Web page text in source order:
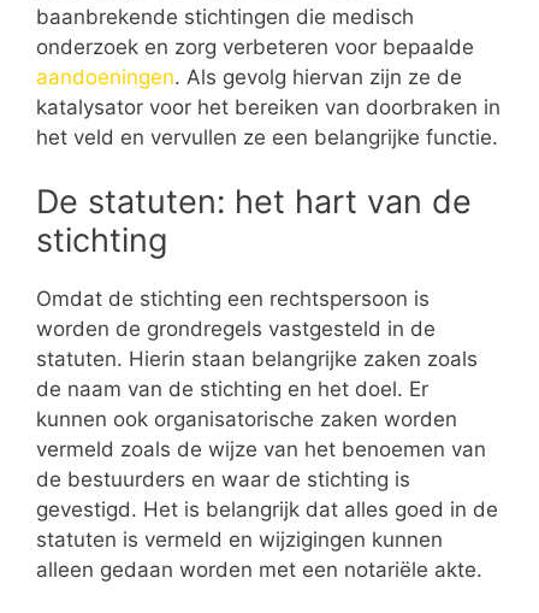
baanbrekende stichtingen die medisch
onderzoek en zorg verbeteren voor bepaalde
aandoeningen. Als gevolg hiervan zijn ze de
katalysator voor het bereiken van doorbraken in
het veld en vervullen ze een belangrijke functie.
De statuten: het hart van de
stichting
Omdat de stichting een rechtspersoon is
worden de grondregels vastgesteld in de
statuten. Hierin staan belangrijke zaken zoals
de naam van de stichting en het doel. Er
kunnen ook organisatorische zaken worden
vermeld zoals de wijze van het benoemen van
de bestuurders en waar de stichting is
gevestigd. Het is belangrijk dat alles goed in de
statuten is vermeld en wijzigingen kunnen
alleen gedaan worden met een notariële akte.